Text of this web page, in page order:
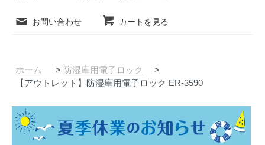
お問い合わせ カートを見る
ホーム > 防湿庫用電子ロック
>
【アウトレット】防湿庫用電子ロック ER-3590